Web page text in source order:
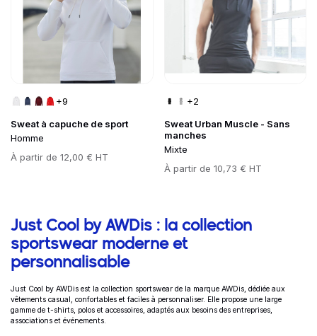
Sweat à capuche de sport
Homme
Prix
À partir de 12,00 € HT
+9
Sweat Urban Muscle - Sans
manches
Mixte
Prix
À partir de 10,73 € HT
+2
Informations complémentaires
Just Cool by AWDis : la collection
sportswear moderne et
personnalisable
Just Cool by AWDis est la collection sportswear de la marque AWDis, dédiée aux
vêtements casual, confortables et faciles à personnaliser. Elle propose une large
gamme de t-shirts, polos et accessoires, adaptés aux besoins des entreprises,
associations et événements.